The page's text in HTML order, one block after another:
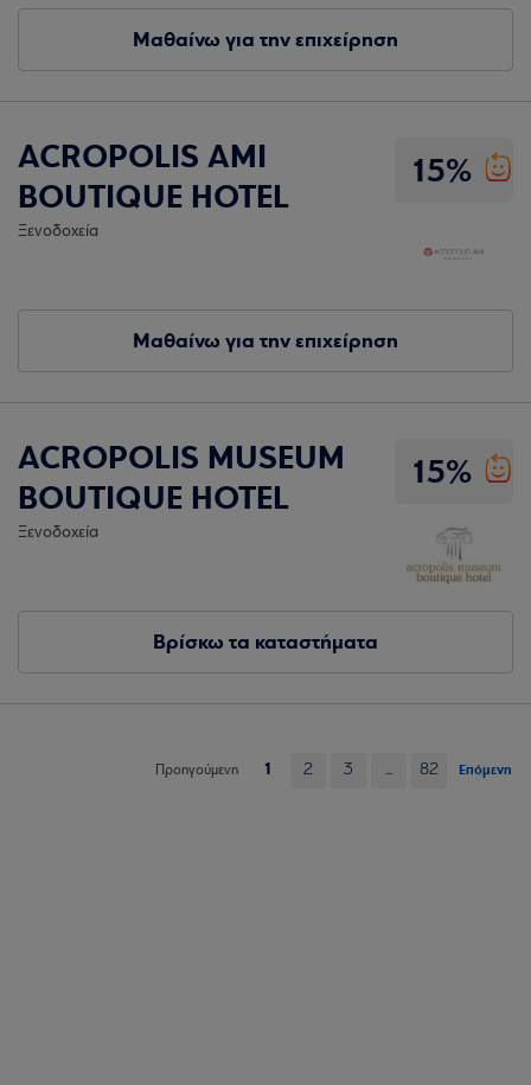
Μαθαίνω για την επιχείρηση
15%
ACROPOLIS AMI
BOUTIQUE HOTEL
Ξενοδοχεία
Μαθαίνω για την επιχείρηση
15%
ACROPOLIS MUSEUM
BOUTIQUE HOTEL
Ξενοδοχεία
Βρίσκω τα καταστήματα
Προηγούμενη 1 2 3 ... 82 Επόμενη